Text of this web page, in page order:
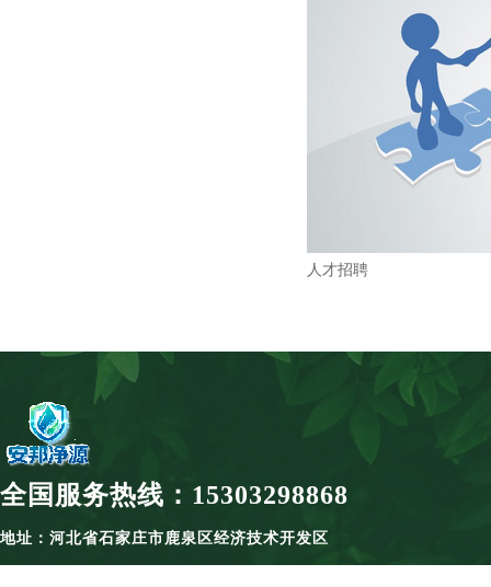
人才招聘
全国服务热线：15303298868
地址：河北省石家庄市鹿泉区经济技术开发区